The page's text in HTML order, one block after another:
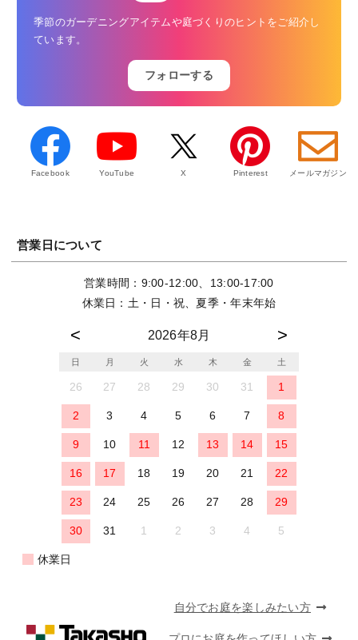
季節のガーデニングアイテムや庭づくりのヒントをご紹介し
ています。
フォローする
Facebook YouTube X Pinterest メールマガジン
営業日について
営業時間：9:00-12:00、13:00-17:00
休業日：土・日・祝、夏季・年末年始
2026年8月
日 月 火 水 木 金 土
26 27 28 29 30 31 1
2 3 4 5 6 7 8
9 10 11 12 13 14 15
16 17 18 19 20 21 22
23 24 25 26 27 28 29
30 31 1 2 3 4 5
休業日
自分でお庭を楽しみたい方